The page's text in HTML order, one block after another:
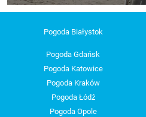
Pogoda Białystok
Pogoda Gdańsk
Pogoda Katowice
Pogoda Kraków
Pogoda Łódź
Pogoda Opole